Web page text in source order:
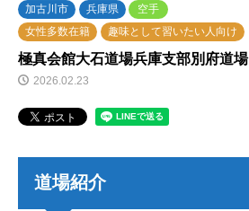
加古川市 兵庫県
空手
女性多数在籍
趣味として習いたい人向け
極真会館大石道場兵庫支部別府道場
2026.02.23
道場紹介